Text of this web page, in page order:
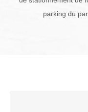
parking du